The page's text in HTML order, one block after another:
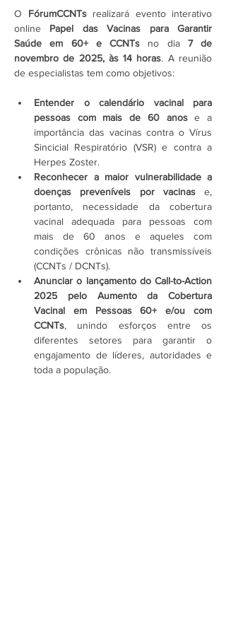
O FórumCCNTs realizará evento interativo
online Papel das Vacinas para Garantir
Saúde em 60+ e CCNTs no dia 7 de
novembro de 2025, às 14 horas. A reunião
de especialistas tem como objetivos:
Entender o calendário vacinal para
pessoas com mais de 60 anos e a
importância das vacinas contra o Vírus
Sincicial Respiratório (VSR) e contra a
Herpes Zoster.
Reconhecer a maior vulnerabilidade a
doenças preveníveis por vacinas e,
portanto, necessidade da cobertura
vacinal adequada para pessoas com
mais de 60 anos e aqueles com
condições crônicas não transmissíveis
(CCNTs / DCNTs).
Anunciar o lançamento do Call-to-Action
2025 pelo Aumento da Cobertura
Vacinal em Pessoas 60+ e/ou com
CCNTs, unindo esforços entre os
diferentes setores para garantir o
engajamento de líderes, autoridades e
toda a população.